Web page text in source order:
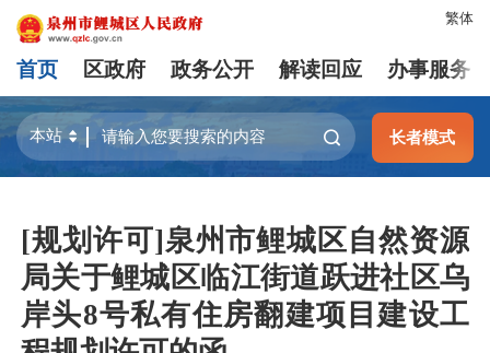
繁体
首页 区政府 政务公开 解读回应 办事服务
长者模式
[规划许可]泉州市鲤城区自然资源
局关于鲤城区临江街道跃进社区乌
岸头8号私有住房翻建项目建设工